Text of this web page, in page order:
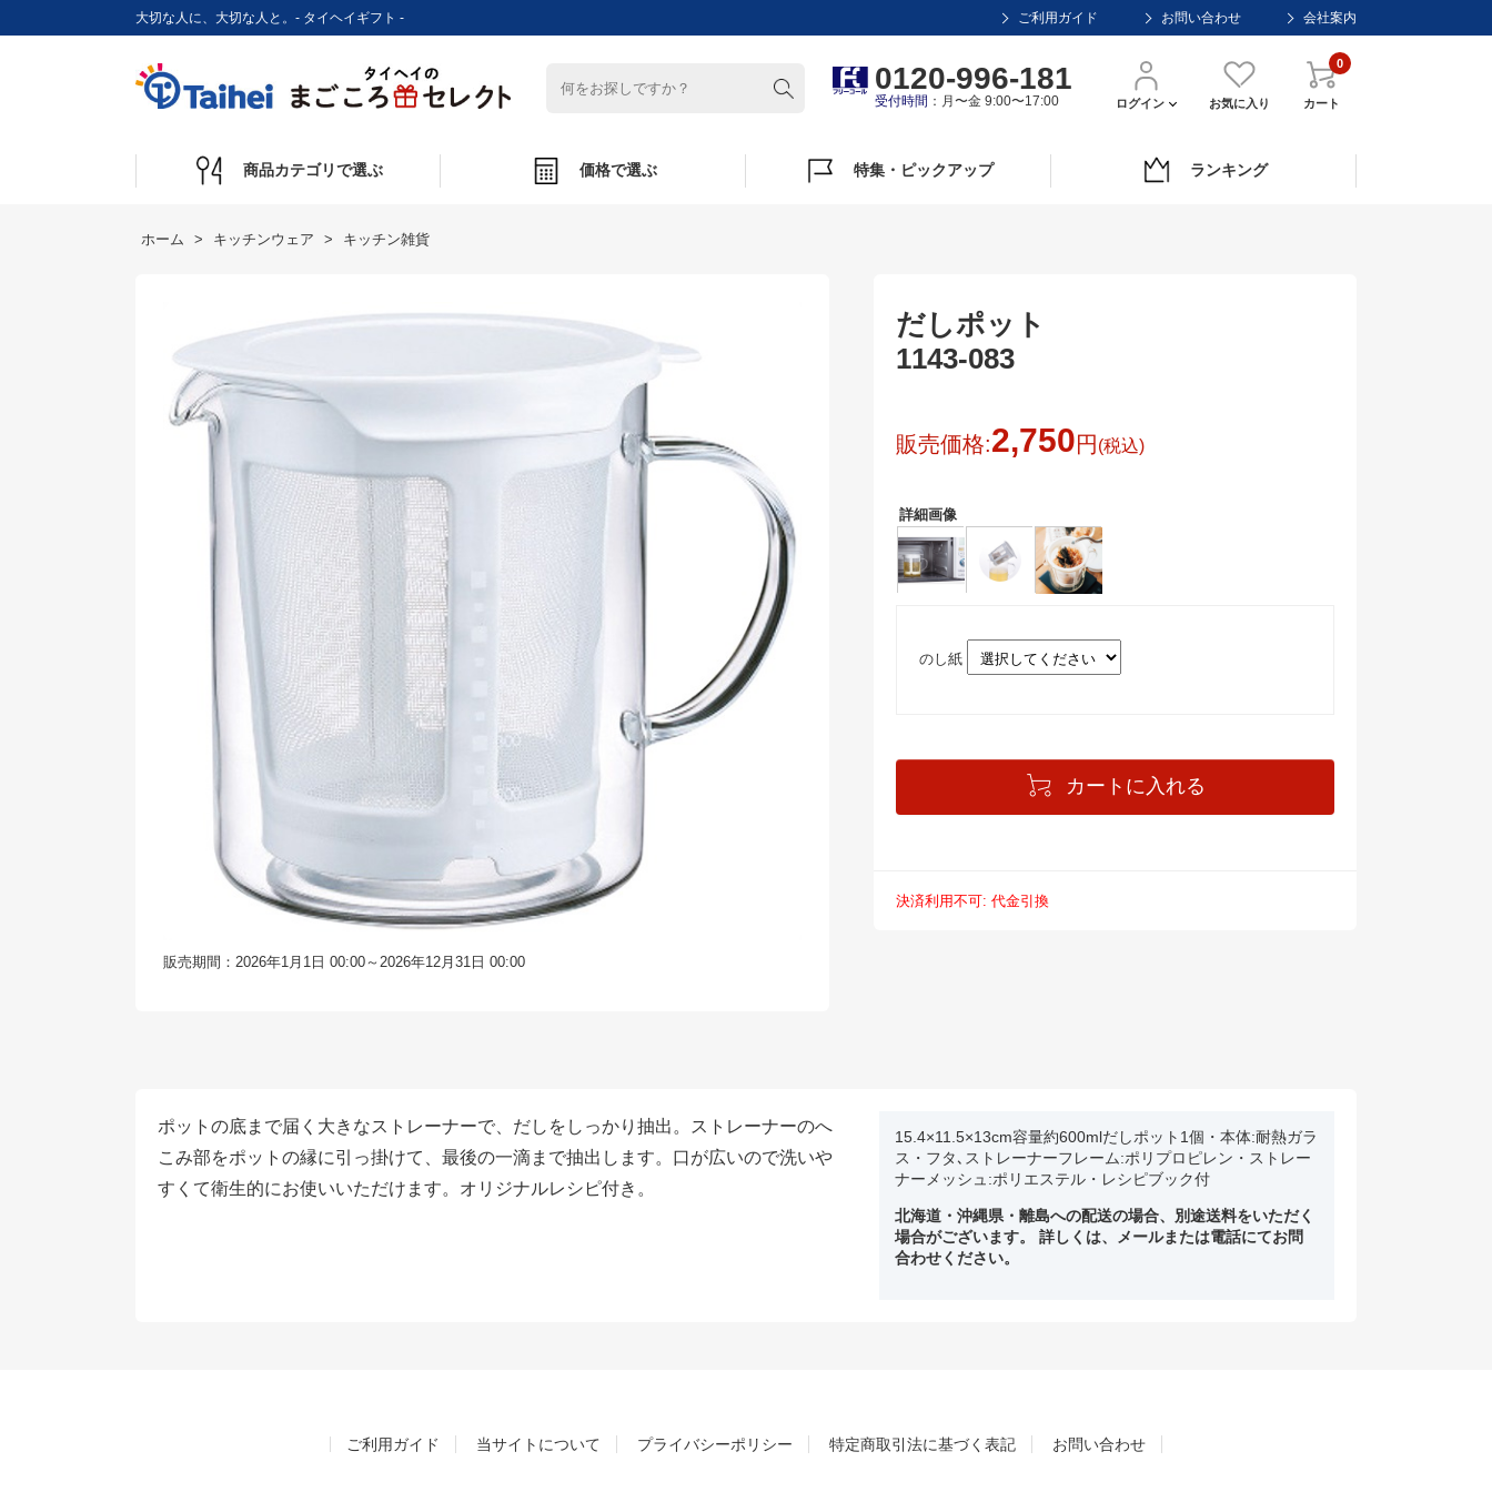
大切な人に、大切な人と。- タイヘイギフト - ご利用ガイド お問い合わせ 会社案内
0120-996-181
受付時間 ：月〜金 9:00〜17:00 ログイン お気に入り カート
0
商品カテゴリで選ぶ 価格で選ぶ 特集・ピックアップ ランキング
ホーム キッチンウェア キッチン雑貨
販売期間：2026年1月1日 00:00～2026年12月31日 00:00
だしポット
1143-083
販売価格:2,750円 (税込)
詳細画像
のし紙
カートに入れる
決済利用不可: 代金引換
ポットの底まで届く大きなストレーナーで、だしをしっかり抽出。ストレーナーのへ
こみ部をポットの縁に引っ掛けて、最後の一滴まで抽出します。口が広いので洗いや
すくて衛生的にお使いいただけます。オリジナルレシピ付き。
15.4×11.5×13cm容量約600mlだしポット1個・本体:耐熱ガラ
ス・フタ､ストレーナーフレーム:ポリプロピレン・ストレー
ナーメッシュ:ポリエステル・レシピブック付
北海道・沖縄県・離島への配送の場合、別途送料をいただく
場合がございます。 詳しくは、メールまたは電話にてお問
合わせください。
ご利用ガイド 当サイトについて プライバシーポリシー 特定商取引法に基づく表記 お問い合わせ